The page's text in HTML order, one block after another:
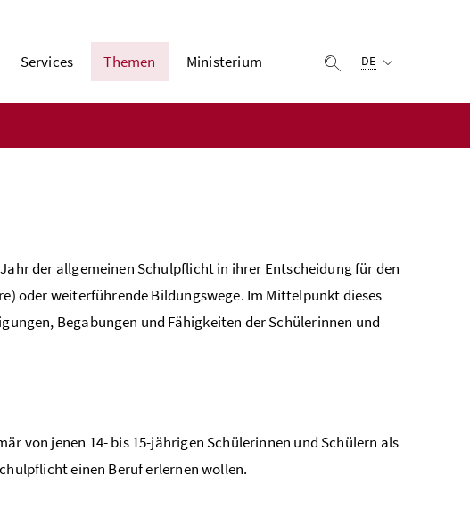
Services Themen Ministerium Suche einblenden
DE
der allgemeinen Schulpflicht in ihrer Entscheidung für den
oder weiterführende Bildungswege. Im Mittelpunkt dieses
Begabungen und Fähigkeiten der Schülerinnen und
von jenen 14- bis 15-jährigen Schülerinnen und Schülern als
einen Beruf erlernen wollen.